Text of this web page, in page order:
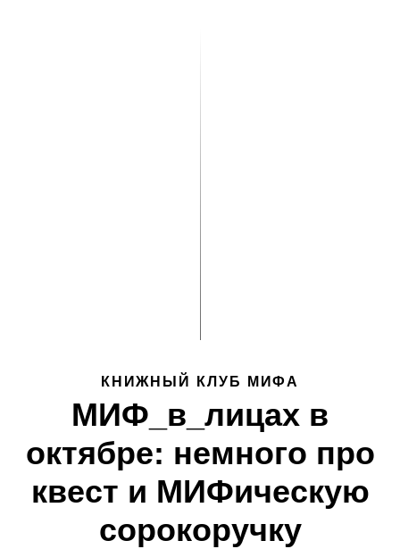
КНИЖНЫЙ КЛУБ МИФА
МИФ_в_лицах в
октябре: немного про
квест и МИФическую
сорокоручку